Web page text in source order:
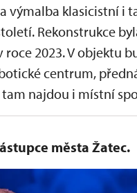
výmalba klasicistní i
Rekonstrukce
roce 2023. V objektu
centrum,
tam najdou i místní
města Žatec.